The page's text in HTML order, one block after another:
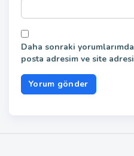
Daha sonraki
posta adresim ve site